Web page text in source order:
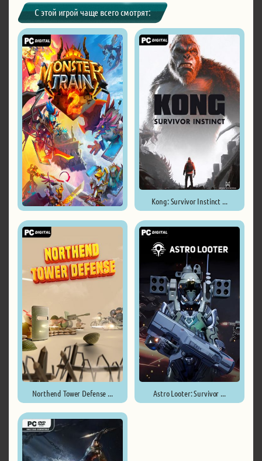
С этой игрой чаще всего смотрят:
Kong: Survivor Instinct ...
Northend Tower Defense ... Astro Looter: Survivor ...